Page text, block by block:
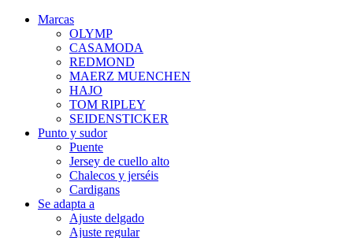
Marcas
OLYMP
CASAMODA
REDMOND
MAERZ MUENCHEN
HAJO
TOM RIPLEY
SEIDENSTICKER
Punto y sudor
Puente
Jersey de cuello alto
Chalecos y jerséis
Cardigans
Se adapta a
Ajuste delgado
Ajuste regular